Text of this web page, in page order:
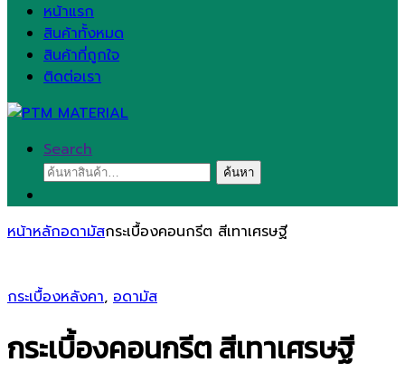
หน้าแรก
สินค้าทั้งหมด
สินค้าที่ถูกใจ
ติดต่อเรา
Search
ค้นหา:
ค้นหา
หน้าหลักอดามัสกระเบื้องคอนกรีต สีเทาเศรษฐี
กระเบื้องหลังคา, อดามัส
กระเบื้องคอนกรีต สีเทาเศรษฐี